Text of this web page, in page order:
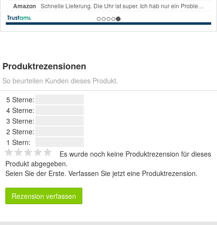
Produktrezensionen
So beurteilen Kunden dieses Produkt.
5 Sterne:
4 Sterne:
3 Sterne:
2 Sterne:
1 Stern:
Es wurde noch keine Produktrezension für dieses
Produkt abgegeben.
Seien Sie der Erste. Verfassen Sie jetzt eine Produktrezension.
Rezension verfassen